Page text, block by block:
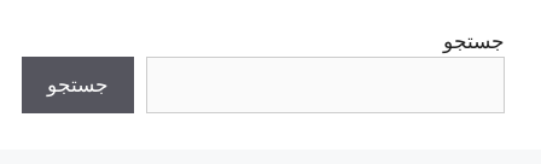
جستجو
جستجو